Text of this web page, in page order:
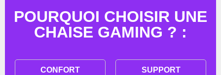
POURQUOI CHOISIR UNE
CHAISE GAMING ? :
CONFORT
SUPPORT